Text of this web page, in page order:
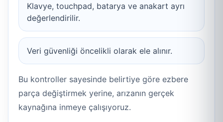
Klavye, touchpad, batarya ve anakart ayrı
değerlendirilir.
Veri güvenliği öncelikli olarak ele alınır.
Bu kontroller sayesinde belirtiye göre ezbere
parça değiştirmek yerine, arızanın gerçek
kaynağına inmeye çalışıyoruz.